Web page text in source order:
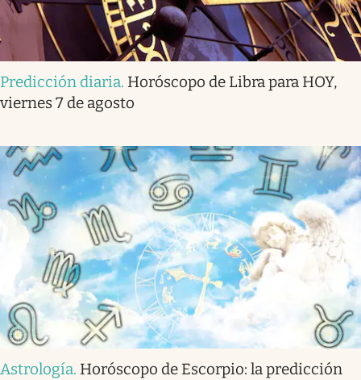
Predicción diaria. Horóscopo de Libra para HOY,
viernes 7 de agosto
Astrología. Horóscopo de Escorpio: la predicción